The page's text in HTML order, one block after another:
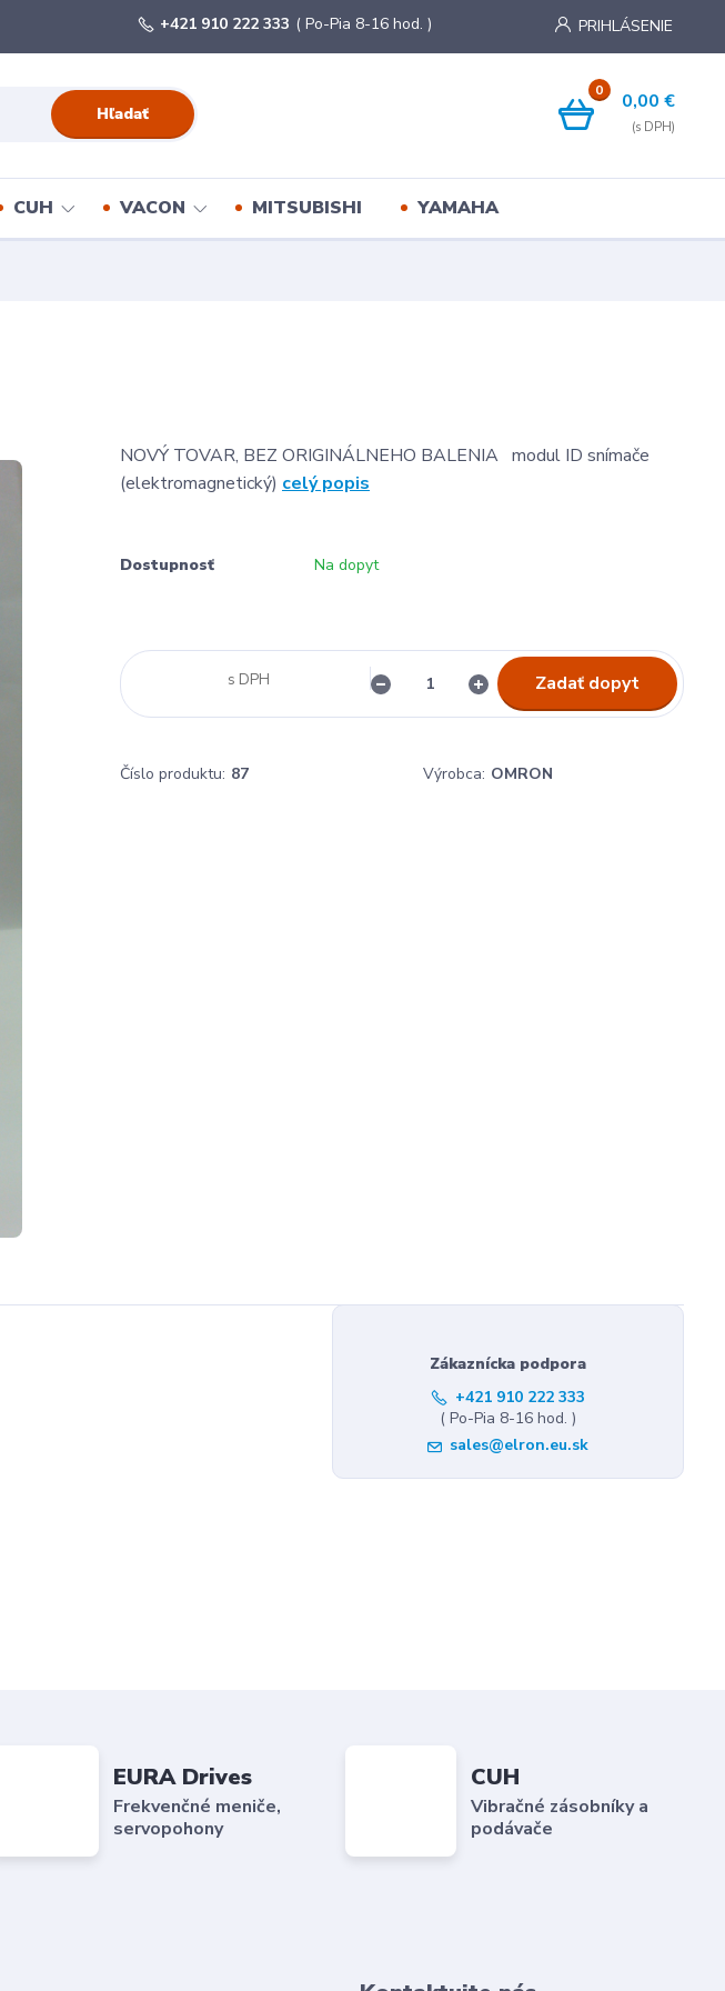
PRIHLÁSENIE
Hľadať
+421 910 222 333 ( Po-Pia 8-16 hod. )
0 0,00 €
CUH VACON MITSUBISHI YAMAHA
NOVÝ TOVAR, BEZ ORIGINÁLNEHO BALENIA modul ID snímače
(elektromagnetický) celý popis
Dostupnosť Na dopyt
Zadať dopyt
Číslo produktu: 87 Výrobca: OMRON
Zákaznícka podpora
+421 910 222 333
( Po-Pia 8-16 hod. )
sales@elron.eu.sk
EURA Drives
Frekvenčné meniče,
servopohony
CUH
Vibračné zásobníky a
podávače